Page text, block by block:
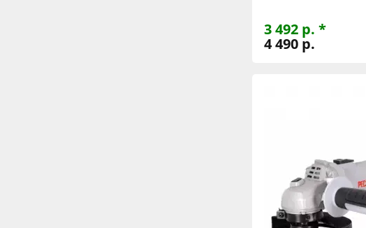
3 492 р. *
4 490 р.